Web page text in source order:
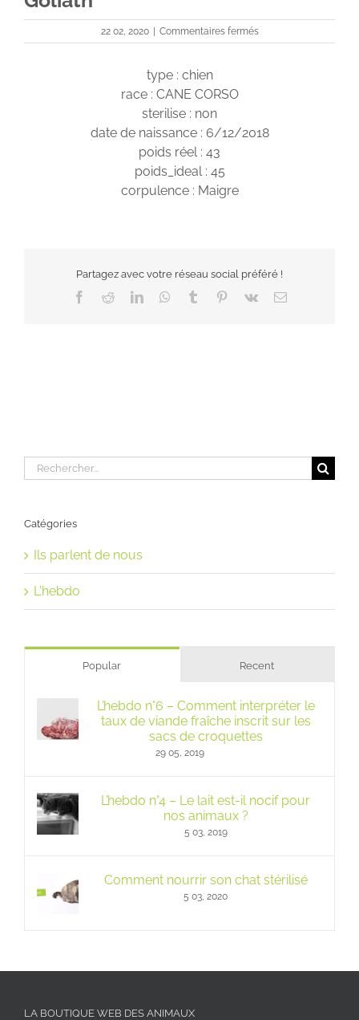
22 02, 2020 Commentaires ferméssur
Obsession
type : chien
race : CANE CORSO
sterilise : non
date de naissance : 6/12/2018
poids réel : 43
poids_ideal : 45
corpulence : Maigre
Partagez avec votre réseau social préféré !
Facebook
RedditLinkedInWhatsApp
Tumblr Pinterest
Vk Email
Rechercher:
Catégories
Ils parlent de nous
L'hebdo
Popular Recent
L’hebdo n°6 – Comment interpréter le
taux de viande fraîche inscrit sur les
sacs de croquettes
29 05, 2019
L’hebdo n°4 – Le lait est-il nocif pour
nos animaux ?
5 03, 2019
Comment nourrir son chat stérilisé
5 03, 2020
LA BOUTIQUE WEB DES ANIMAUX